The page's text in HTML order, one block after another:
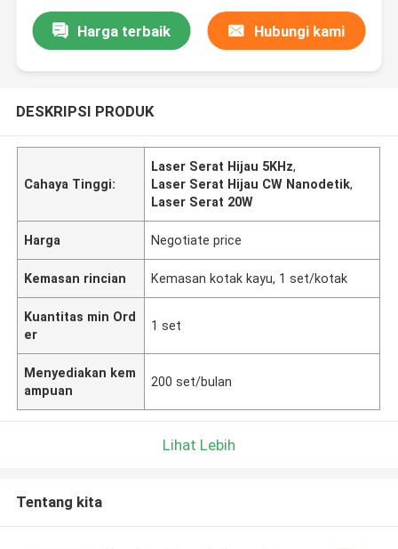
Harga terbaik Hubungi kami
DESKRIPSI PRODUK
Cahaya Tinggi:
Laser Serat Hijau 5KHz,
Laser Serat Hijau CW Nanodetik,
Laser Serat 20W
Harga Negotiate price
Kemasan rincian Kemasan kotak kayu, 1 set/kotak
Kuantitas min Ord
er
1 set
Menyediakan kem
ampuan
200 set/bulan
Lihat Lebih
Tentang kita